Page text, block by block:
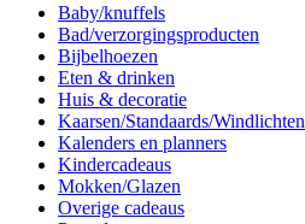
Baby/knuffels
Bad/verzorgingsproducten
Bijbelhoezen
Eten & drinken
Huis & decoratie
Kaarsen/Standaards/Windlichten
Kalenders en planners
Kindercadeaus
Mokken/Glazen
Overige cadeaus